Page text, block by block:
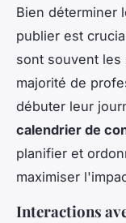
Bien déterminer
publier est
sont souvent les
majorité de
débuter leur
calendrier de
planifier et
maximiser
Interactions